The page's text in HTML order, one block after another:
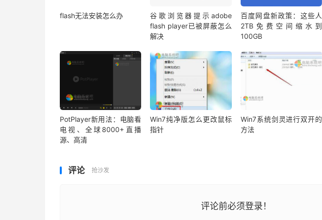
flash无法安装怎么办
谷歌浏览器提示adobe
flash player已被屏蔽怎么
解决
百度网盘新政策：这些人
2TB免费空间缩水到
100GB
PotPlayer新用法：电脑看
电视、全球8000+直播
源、高清
Win7纯净版怎么更改鼠标
指针
Win7系统剑灵进行双开的
方法
评论 抢沙发
评论前必须登录！